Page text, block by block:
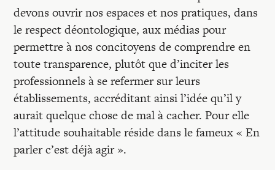
devons ouvrir nos espaces et nos pratiques, dans
le respect déontologique, aux médias pour
permettre à nos concitoyens de comprendre en
toute transparence, plutôt que d’inciter les
professionnels à se refermer sur leurs
établissements, accréditant ainsi l’idée qu’il y
aurait quelque chose de mal à cacher. Pour elle
l’attitude souhaitable réside dans le fameux « En
parler c’est déjà agir ».